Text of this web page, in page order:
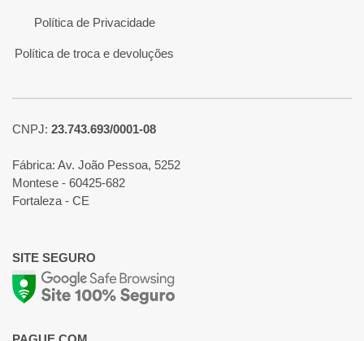
Política de Privacidade
Política de troca e devoluções
CNPJ: 23.743.693/0001-08
Fábrica: Av. João Pessoa, 5252
Montese - 60425-682
Fortaleza - CE
SITE SEGURO